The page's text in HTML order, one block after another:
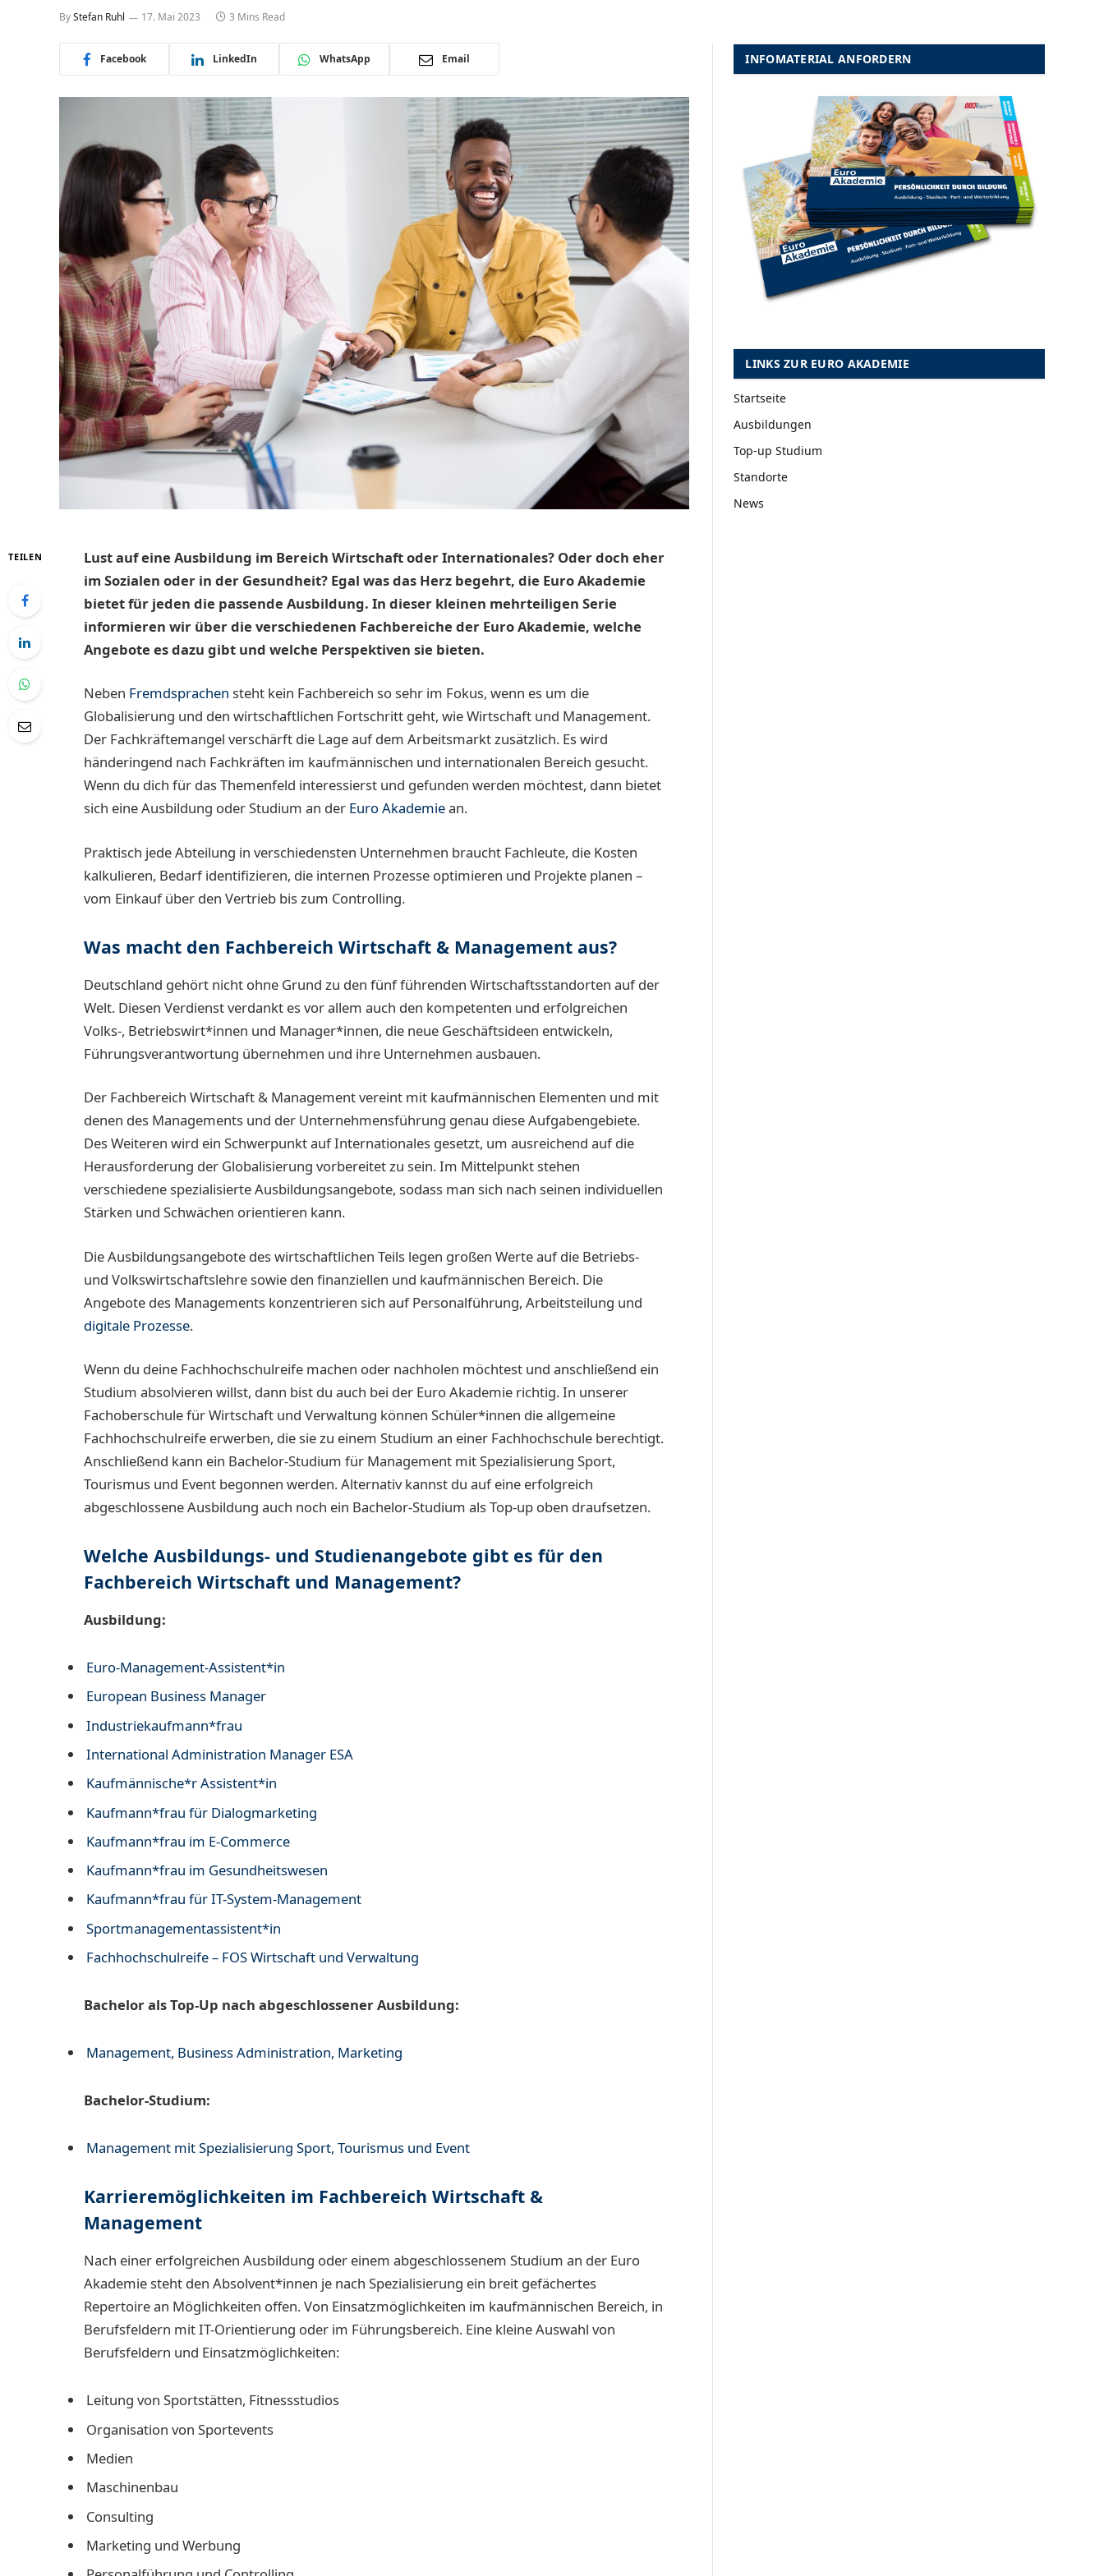
ByStefan Ruhl 17. Mai 2023 3 Mins Read
Facebook LinkedIn WhatsApp Email
TEILEN
Lust auf eine Ausbildung im Bereich Wirtschaft oder Internationales? Oder doch eher
im Sozialen oder in der Gesundheit? Egal was das Herz begehrt, die Euro Akademie
bietet für jeden die passende Ausbildung. In dieser kleinen mehrteiligen Serie
informieren wir über die verschiedenen Fachbereiche der Euro Akademie, welche
Angebote es dazu gibt und welche Perspektiven sie bieten.
Neben Fremdsprachensteht kein Fachbereich so sehr im Fokus, wenn es um die
Globalisierung und den wirtschaftlichen Fortschritt geht, wie Wirtschaft und Management.
Der Fachkräftemangel verschärft die Lage auf dem Arbeitsmarkt zusätzlich. Es wird
händeringend nach Fachkräften im kaufmännischen und internationalen Bereich gesucht.
Wenn du dich für das Themenfeld interessierst und gefunden werden möchtest, dann bietet
sich eine Ausbildung oder Studium an der Euro Akademiean.
Praktisch jede Abteilung in verschiedensten Unternehmen braucht Fachleute, die Kosten
kalkulieren, Bedarf identifizieren, die internen Prozesse optimieren und Projekte planen –
vom Einkauf über den Vertrieb bis zum Controlling.
Was macht den Fachbereich Wirtschaft & Management aus?
Deutschland gehört nicht ohne Grund zu den fünf führenden Wirtschaftsstandorten auf der
Welt. Diesen Verdienst verdankt es vor allem auch den kompetenten und erfolgreichen
Volks-, Betriebswirt*innen und Manager*innen, die neue Geschäftsideen entwickeln,
Führungsverantwortung übernehmen und ihre Unternehmen ausbauen.
Der Fachbereich Wirtschaft & Management vereint mit kaufmännischen Elementen und mit
denen des Managements und der Unternehmensführung genau diese Aufgabengebiete.
Des Weiteren wird ein Schwerpunkt auf Internationales gesetzt, um ausreichend auf die
Herausforderung der Globalisierung vorbereitet zu sein. Im Mittelpunkt stehen
verschiedene spezialisierte Ausbildungsangebote, sodass man sich nach seinen individuellen
Stärken und Schwächen orientieren kann.
Die Ausbildungsangebote des wirtschaftlichen Teils legen großen Werte auf die Betriebs-
und Volkswirtschaftslehre sowie den finanziellen und kaufmännischen Bereich. Die
Angebote des Managements konzentrieren sich auf Personalführung, Arbeitsteilung und
digitale Prozesse.
Wenn du deine Fachhochschulreife machen oder nachholen möchtest und anschließend ein
Studium absolvieren willst, dann bist du auch bei der Euro Akademie richtig. In unserer
Fachoberschule für Wirtschaft und Verwaltung können Schüler*innen die allgemeine
Fachhochschulreife erwerben, die sie zu einem Studium an einer Fachhochschule berechtigt.
Anschließend kann ein Bachelor-Studium für Management mit Spezialisierung Sport,
Tourismus und Event begonnen werden. Alternativ kannst du auf eine erfolgreich
abgeschlossene Ausbildung auch noch ein Bachelor-Studium als Top-up oben draufsetzen.
Welche Ausbildungs- und Studienangebote gibt es für den
Fachbereich Wirtschaft und Management?
Ausbildung:
Euro-Management-Assistent*in
European Business Manager
Industriekaufmann*frau
International Administration Manager ESA
Kaufmännische*r Assistent*in
Kaufmann*frau für Dialogmarketing
Kaufmann*frau im E-Commerce
Kaufmann*frau im Gesundheitswesen
Kaufmann*frau für IT-System-Management
Sportmanagementassistent*in
Fachhochschulreife – FOS Wirtschaft und Verwaltung
Bachelor als Top-Up nach abgeschlossener Ausbildung:
Management, Business Administration, Marketing
Bachelor-Studium:
Management mit Spezialisierung Sport, Tourismus und Event
Karrieremöglichkeiten im Fachbereich Wirtschaft &
Management
Nach einer erfolgreichen Ausbildung oder einem abgeschlossenem Studium an der Euro
Akademie steht den Absolvent*innen je nach Spezialisierung ein breit gefächertes
Repertoire an Möglichkeiten offen. Von Einsatzmöglichkeiten im kaufmännischen Bereich, in
Berufsfeldern mit IT-Orientierung oder im Führungsbereich. Eine kleine Auswahl von
Berufsfeldern und Einsatzmöglichkeiten:
Leitung von Sportstätten, Fitnessstudios
Organisation von Sportevents
Medien
Maschinenbau
Consulting
Marketing und Werbung
INFOMATERIAL ANFORDERN
LINKS ZUR EURO AKADEMIE
Startseite
Ausbildungen
Top-up Studium
Standorte
News